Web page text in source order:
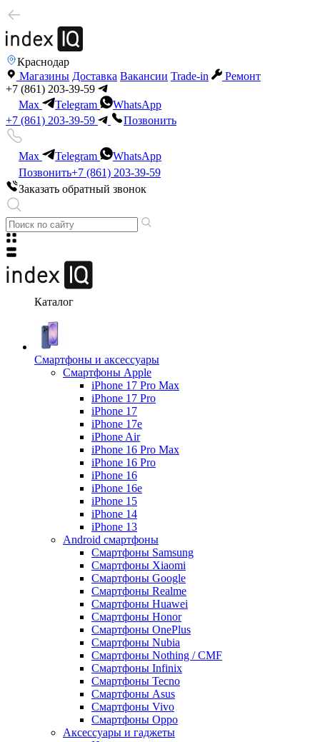
Краснодар
Магазины Доставка Вакансии Trade-in
Ремонт
+7 (861) 203-39-59
Max
Telegram
WhatsApp
+7 (861) 203-39-59
Позвонить
Max Telegram
WhatsApp
Позвонить+7 (861) 203-39-59
Заказать обратный звонок
Каталог
Смартфоны и аксессуары
Смартфоны Apple
iPhone 17 Pro Max
iPhone 17 Pro
iPhone 17
iPhone 17e
iPhone Air
iPhone 16 Pro Max
iPhone 16 Pro
iPhone 16
iPhone 16e
iPhone 15
iPhone 14
iPhone 13
Android cмартфоны
Смартфоны Samsung
Смартфоны Xiaomi
Смартфоны Google
Смартфоны Realme
Смартфоны Huawei
Смартфоны Honor
Смартфоны OnePlus
Смартфоны Nubia
Смартфоны Nothing / CMF
Смартфоны Infinix
Смартфоны Tecno
Смартфоны Asus
Смартфоны Vivo
Смартфоны Oppo
Аксессуары и гаджеты